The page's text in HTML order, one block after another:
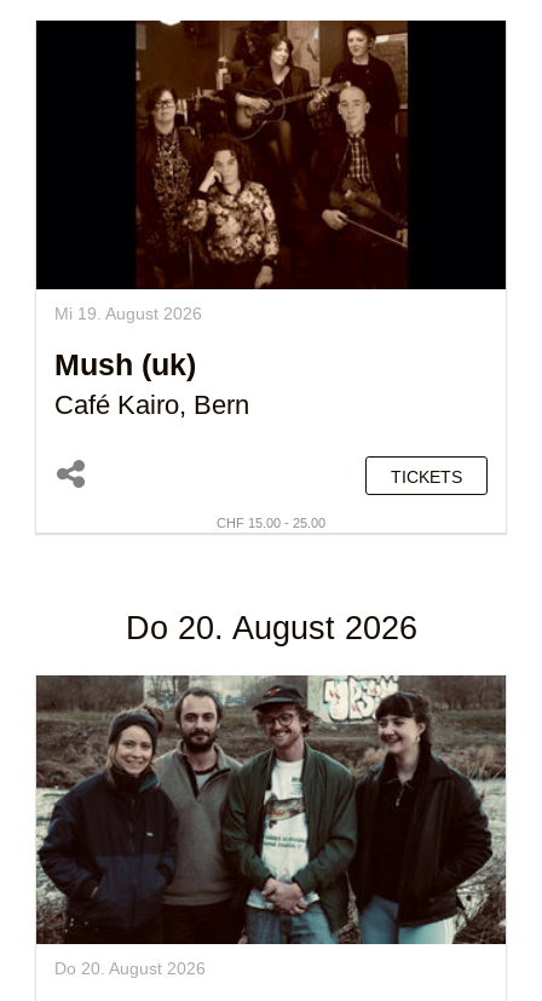
Mi 19. August 2026
Mush (uk)
Café Kairo, Bern
TICKETS
CHF 15.00 - 25.00
Do 20. August 2026
Do 20. August 2026